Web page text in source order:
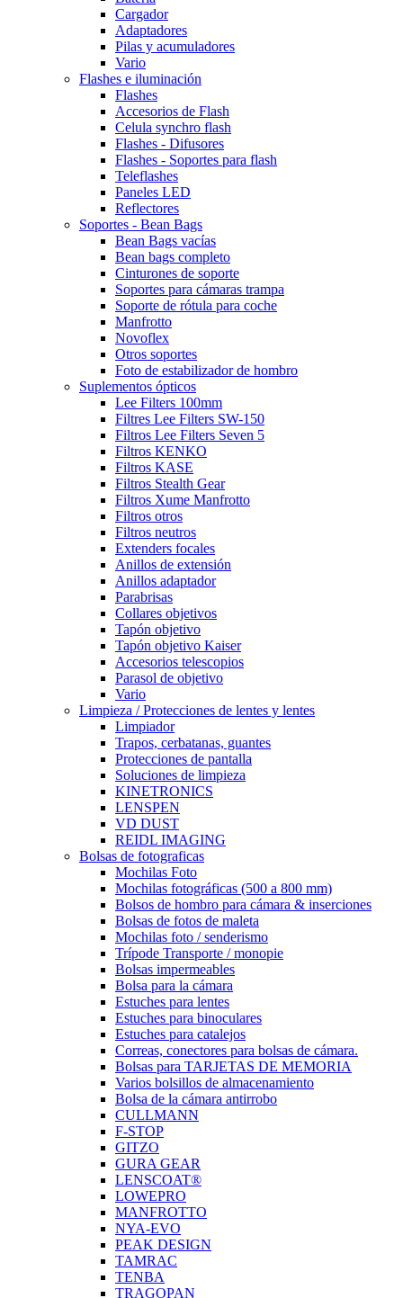
Cargador
Adaptadores
Pilas y acumuladores
Vario
Flashes e iluminación
Flashes
Accesorios de Flash
Celula synchro flash
Flashes - Difusores
Flashes - Soportes para flash
Teleflashes
Paneles LED
Reflectores
Soportes - Bean Bags
Bean Bags vacías
Bean bags completo
Cinturones de soporte
Soportes para cámaras trampa
Soporte de rótula para coche
Manfrotto
Novoflex
Otros soportes
Foto de estabilizador de hombro
Suplementos ópticos
Lee Filters 100mm
Filtres Lee Filters SW-150
Filtros Lee Filters Seven 5
Filtros KENKO
Filtros KASE
Filtros Stealth Gear
Filtros Xume Manfrotto
Filtros otros
Filtros neutros
Extenders focales
Anillos de extensión
Anillos adaptador
Parabrisas
Collares objetivos
Tapón objetivo
Tapón objetivo Kaiser
Accesorios telescopios
Parasol de objetivo
Vario
Limpieza / Protecciones de lentes y lentes
Limpiador
Trapos, cerbatanas, guantes
Protecciones de pantalla
Soluciones de limpieza
KINETRONICS
LENSPEN
VD DUST
REIDL IMAGING
Bolsas de fotograficas
Mochilas Foto
Mochilas fotográficas (500 a 800 mm)
Bolsos de hombro para cámara & inserciones
Bolsas de fotos de maleta
Mochilas foto / senderismo
Trípode Transporte / monopie
Bolsas impermeables
Bolsa para la cámara
Estuches para lentes
Estuches para binoculares
Estuches para catalejos
Correas, conectores para bolsas de cámara.
Bolsas para TARJETAS DE MEMORIA
Varios bolsillos de almacenamiento
Bolsa de la cámara antirrobo
CULLMANN
F-STOP
GITZO
GURA GEAR
LENSCOAT®
LOWEPRO
MANFROTTO
NYA-EVO
PEAK DESIGN
TAMRAC
TENBA
TRAGOPAN